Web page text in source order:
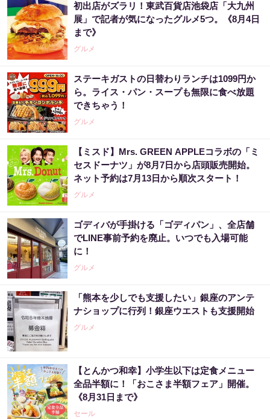
初出店がズラリ！東武百貨店池袋店「大九州
展」で記者が気になったグルメ5つ。《8月4日
まで》
グルメ
ステーキガストの日替わりランチは1099円か
ら。ライス・パン・スープも無限に食べ放題
できちゃう！
グルメ
【ミスド】Mrs. GREEN APPLEコラボの「ミ
セスドーナツ」が8月7日から店頭販売開始。
ネット予約は7月13日から順次スタート！
グルメ
ゴディバが手掛ける「ゴディパン」、全店舗
でLINE事前予約を廃止。いつでも入場可能
に！
グルメ
「熊本を少しでも支援したい」銀座のアンテ
ナショップに行列！銀座ウエストも支援開始
グルメ
【とんかつ和幸】小学生以下は定食メニュー
全品半額に！「おこさま半額フェア」開催。
《8月31日まで》
セール